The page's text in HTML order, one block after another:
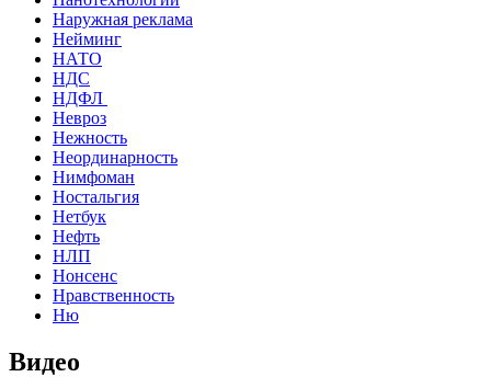
Наружная реклама
Нейминг
НАТО
НДС
НДФЛ
Невроз
Нежность
Неординарность
Нимфоман
Ностальгия
Нетбук
Нефть
НЛП
Нонсенс
Нравственность
Ню
Видео